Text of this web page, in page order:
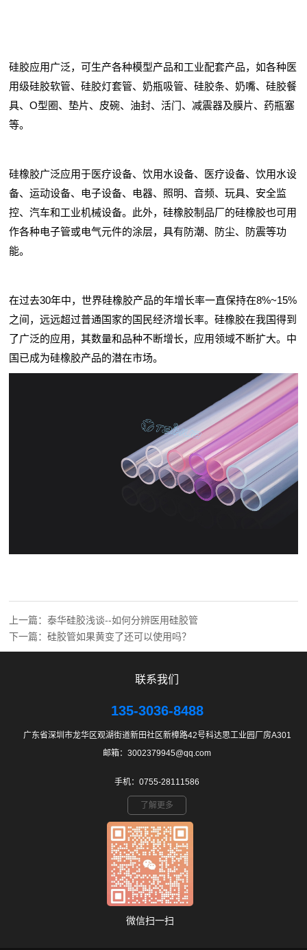
硅胶应用广泛，可生产各种模型产品和工业配套产品，如各种医
用级硅胶软管、硅胶灯套管、奶瓶吸管、硅胶条、奶嘴、硅胶餐
具、O型圈、垫片、皮碗、油封、活门、减震器及膜片、药瓶塞
等。
硅橡胶广泛应用于医疗设备、饮用水设备、医疗设备、饮用水设
备、运动设备、电子设备、电器、照明、音频、玩具、安全监
控、汽车和工业机械设备。此外，硅橡胶制品厂的硅橡胶也可用
作各种电子管或电气元件的涂层，具有防潮、防尘、防震等功
能。
在过去30年中，世界硅橡胶产品的年增长率一直保持在8%~15%
之间，远远超过普通国家的国民经济增长率。硅橡胶在我国得到
了广泛的应用，其数量和品种不断增长，应用领域不断扩大。中
国已成为硅橡胶产品的潜在市场。
上一篇：泰华硅胶浅谈--如何分辨医用硅胶管
下一篇：硅胶管如果黄变了还可以使用吗？
联系我们
135-3036-8488
广东省深圳市龙华区观湖街道新田社区新樟路42号科达思工业园厂房A301
邮箱：3002379945@qq.com
手机：0755-28111586
了解更多
微信扫一扫